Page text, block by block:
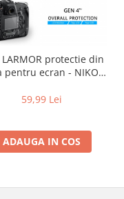
LARMOR protectie din
pentru ecran - NIKON
59,99 Lei
ADAUGA IN COS